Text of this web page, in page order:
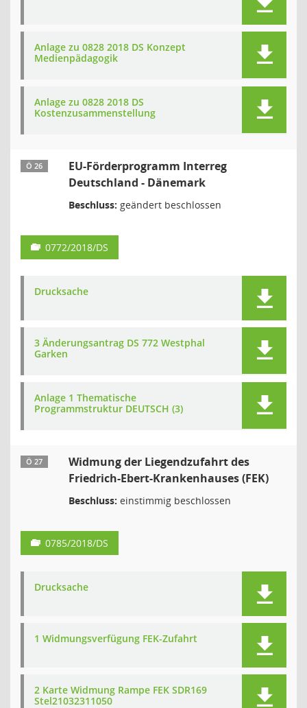
Anlage zu 0828 2018 DS Konzept
Medienpädagogik
Anlage zu 0828 2018 DS
Kostenzusammenstellung
Ö 26
EU-Förderprogramm Interreg
Deutschland - Dänemark
Beschluss: geändert beschlossen
0772/2018/DS
Drucksache
3 Änderungsantrag DS 772 Westphal
Garken
Anlage 1 Thematische
Programmstruktur DEUTSCH (3)
Ö 27
Widmung der Liegendzufahrt des
Friedrich-Ebert-Krankenhauses (FEK)
Beschluss: einstimmig beschlossen
0785/2018/DS
Drucksache
1 Widmungsverfügung FEK-Zufahrt
2 Karte Widmung Rampe FEK SDR169
Stel21032311050